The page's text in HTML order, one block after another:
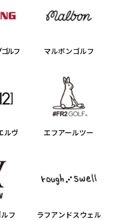
ルフ マルボンゴルフ
ルヴ エフアールツー
フ ラフアンドスウェル